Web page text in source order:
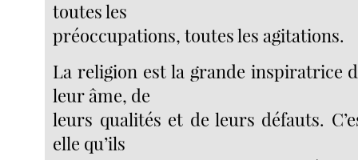
toutes les
préoccupations, toutes les agitations.
La religion est la grande inspiratrice
leur âme, de
leurs qualités et de leurs défauts.
elle qu’ils